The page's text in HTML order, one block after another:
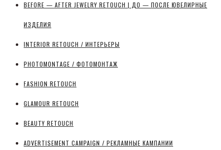
BEFORE — AFTER JEWELRY RETOUCH | ДО — ПОСЛЕ ЮВЕЛИРНЫЕ
ИЗДЕЛИЯ
INTERIOR RETOUCH / ИНТЕРЬЕРЫ
PHOTOMONTAGE / ФОТОМОНТАЖ
FASHION RETOUCH
GLAMOUR RETOUCH
BEAUTY RETOUCH
ADVERTISEMENT CAMPAIGN / РЕКЛАМНЫЕ КАМПАНИИ